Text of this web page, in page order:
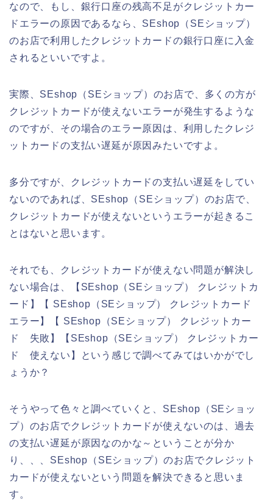
なので、もし、銀行口座の残高不足がクレジットカー
ドエラーの原因であるなら、SEshop（SEショップ）
のお店で利用したクレジットカードの銀行口座に入金
されるといいですよ。
実際、SEshop（SEショップ）のお店で、多くの方が
クレジットカードが使えないエラーが発生するような
のですが、その場合のエラー原因は、利用したクレジ
ットカードの支払い遅延が原因みたいですよ。
多分ですが、クレジットカードの支払い遅延をしてい
ないのであれば、SEshop（SEショップ）のお店で、
クレジットカードが使えないというエラーが起きるこ
とはないと思います。
それでも、クレジットカードが使えない問題が解決し
ない場合は、【SEshop（SEショップ） クレジットカ
ード】【 SEshop（SEショップ） クレジットカード
エラー】【 SEshop（SEショップ） クレジットカー
ド 失敗】【SEshop（SEショップ） クレジットカー
ド 使えない】という感じで調べてみてはいかがでし
ょうか？
そうやって色々と調べていくと、SEshop（SEショッ
プ）のお店でクレジットカードが使えないのは、過去
の支払い遅延が原因なのかな～ということが分か
り、、、SEshop（SEショップ）のお店でクレジット
カードが使えないという問題を解決できると思いま
す。